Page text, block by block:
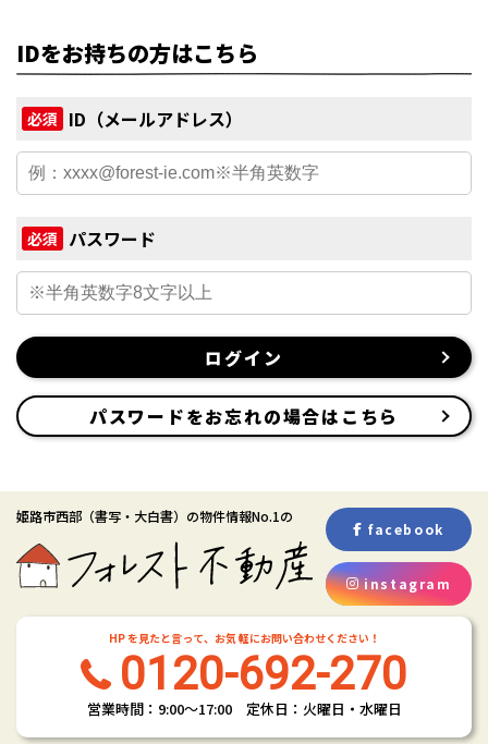
IDをお持ちの方はこちら
必須 ID（メールアドレス）
必須 パスワード
ログイン
パスワードをお忘れの場合はこちら
姫路市西部 （書写・大白書） の物件情報No.1の
facebook
instagram
HP を見たと言って、お気 軽にお問い合わせください！
0120-692-270
営業時間：9:00〜17:00 定休日：火曜日・水曜日